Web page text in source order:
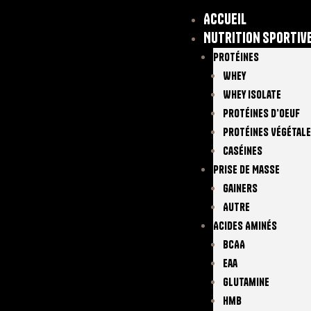
Accueil
Nutrition
Protéines
Whey
Whey Isolate
Protéines D’oeuf
Protéines
Caséines
Prise De Masse
Gainers
Autre
Acides Aminés
BCAA
Eaa
Glutamine
Hmb